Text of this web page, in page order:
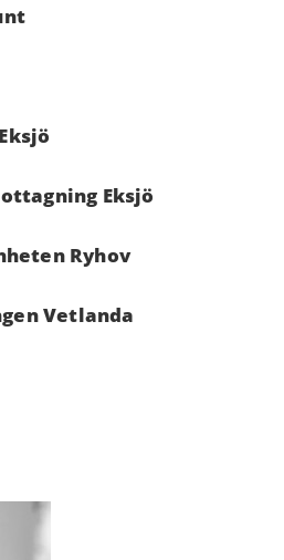
Eksjö
Ryhov
Vetlanda